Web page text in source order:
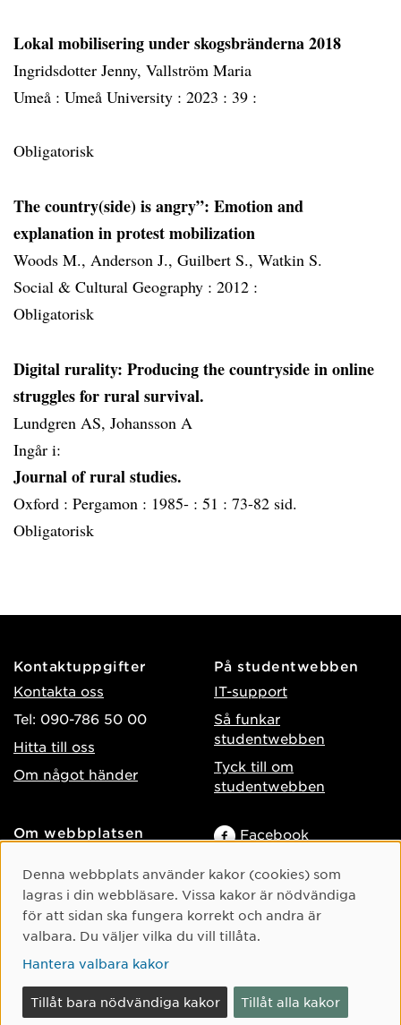
Lokal mobilisering under skogsbränderna 2018
Ingridsdotter Jenny, Vallström Maria
Umeå : Umeå University : 2023 : 39 :
Obligatorisk
The country(side) is angry”: Emotion and
explanation in protest mobilization
Woods M., Anderson J., Guilbert S., Watkin S.
Social & Cultural Geography : 2012 :
Obligatorisk
Digital rurality: Producing the countryside in online
struggles for rural survival.
Lundgren AS, Johansson A
Ingår i:
Journal of rural studies.
Oxford : Pergamon : 1985- : 51 : 73-82 sid.
Obligatorisk
Kontaktuppgifter
Kontakta oss
Tel: 090-786 50 00
Hitta till oss
Om något händer
På studentwebben
IT-support
Så funkar
studentwebben
Tyck till om
studentwebben
Om webbplatsen
Behandling av
personuppgifter
Hantera kakor
Facebook
TikTok
Youtube
Cookie-samtycke
Denna webbplats använder kakor (cookies) som
lagras i din webbläsare. Vissa kakor är nödvändiga
för att sidan ska fungera korrekt och andra är
valbara. Du väljer vilka du vill tillåta.
Hantera valbara kakor
Tillåt bara nödvändiga kakor Tillåt alla kakor